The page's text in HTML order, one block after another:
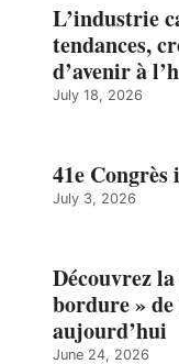
L’industrie
tendances,
d’avenir à
July 18, 2026
41e
July 3, 2026
Découvrez
bordure »
aujourd’hui
June 24, 2026